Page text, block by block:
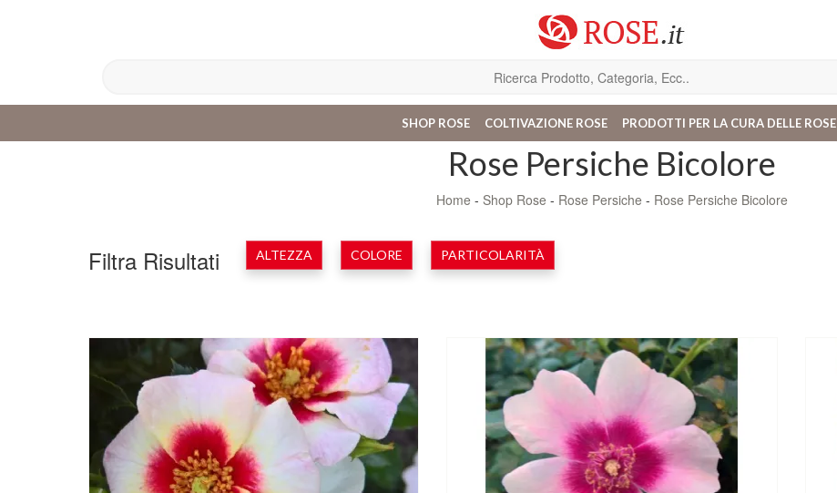
SHOP ROSE COLTIVAZIONE ROSE PRODOTTI PER LA CURA DELLE ROSE
Rose Persiche Bicolore
Home - Shop Rose - Rose Persiche - Rose Persiche Bicolore
Filtra Risultati ALTEZZA COLORE PARTICOLARITÀ